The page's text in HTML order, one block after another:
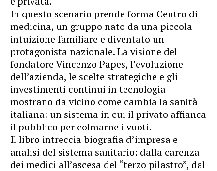
In questo scenario prende forma Centro di
medicina, un gruppo nato da una piccola
intuizione familiare e diventato un
protagonista nazionale. La visione del
fondatore Vincenzo Papes, l’evoluzione
dell’azienda, le scelte strategiche e gli
investimenti continui in tecnologia
mostrano da vicino come cambia la sanità
italiana: un sistema in cui il privato affianca
il pubblico per colmarne i vuoti.
Il libro intreccia biografia d’impresa e
analisi del sistema sanitario: dalla carenza
dei medici all’ascesa del “terzo pilastro”, dal